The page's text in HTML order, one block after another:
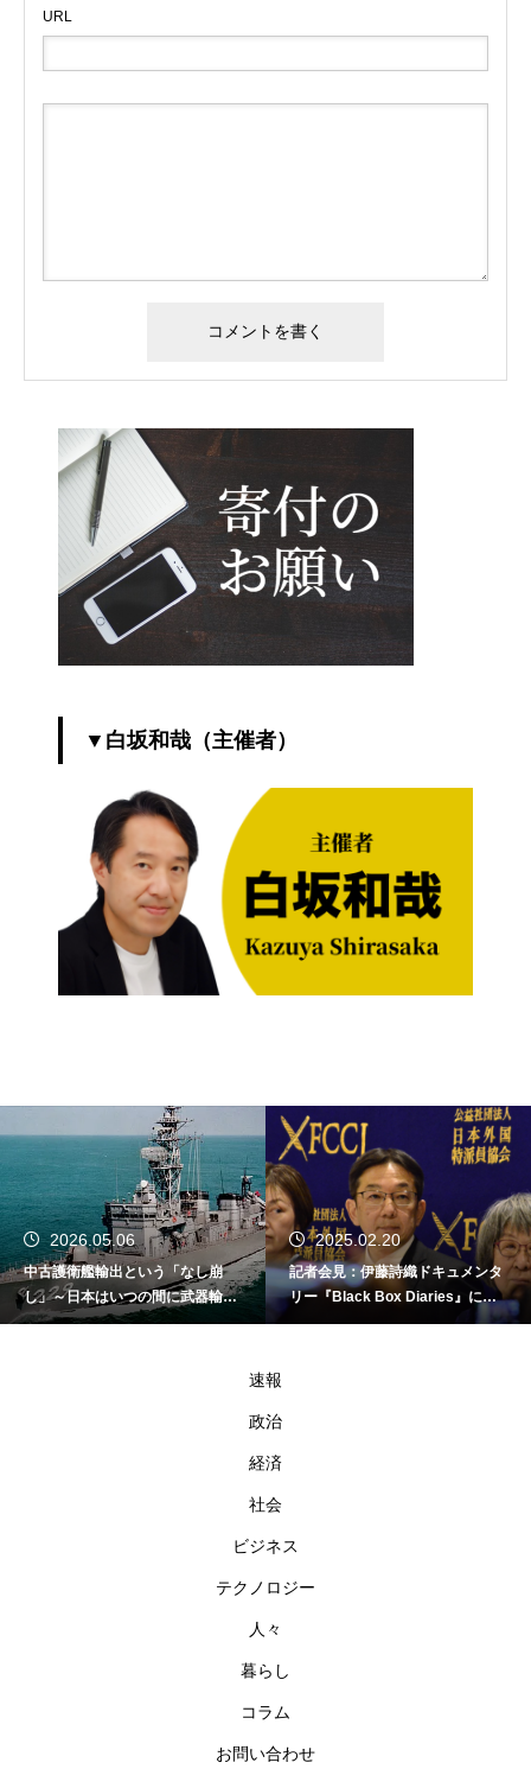
URL
▼白坂和哉（主催者）
2026.05.06
中古護衛艦輸出という「なし崩
し」～日本はいつの間に武器輸出
国家になったのか～
2025.02.20
記者会見：伊藤詩織ドキュメンタ
リー『Black Box Diaries』に対
する倫理的懸念
速報
政治
経済
社会
ビジネス
テクノロジー
人々
暮らし
コラム
お問い合わせ